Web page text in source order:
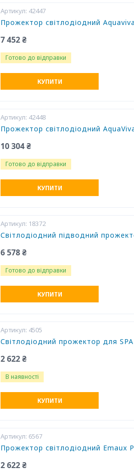
42447
Прожектор світлодіодний
7 452 ₴
Готово до відправки
КУПИТИ
42448
Прожектор світлодіодний
10 304 ₴
Готово до відправки
КУПИТИ
18372
Світлодіодний підводний
6 578 ₴
Готово до відправки
КУПИТИ
4505
Світлодіодний прожектор для
2 622 ₴
В наявності
КУПИТИ
6567
Прожектор світлодіодний Emaux
2 622 ₴